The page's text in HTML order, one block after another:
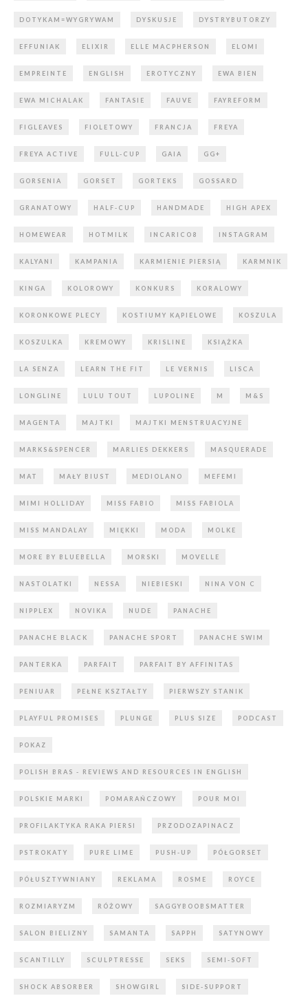
DOTYKAM=WYGRYWAM DYSKUSJE DYSTRYBUTORZY
EFFUNIAK ELIXIR ELLE MACPHERSON ELOMI
EMPREINTE ENGLISH EROTYCZNY EWA BIEN
EWA MICHALAK FANTASIE FAUVE FAYREFORM
FIGLEAVES FIOLETOWY FRANCJA FREYA
FREYA ACTIVE FULL-CUP GAIA GG+
GORSENIA GORSET GORTEKS GOSSARD
GRANATOWY HALF-CUP HANDMADE HIGH APEX
HOMEWEAR HOTMILK INCARICO8 INSTAGRAM
KALYANI KAMPANIA KARMIENIE PIERSIĄ KARMNIK
KINGA KOLOROWY KONKURS KORALOWY
KORONKOWE PLECY KOSTIUMY KĄPIELOWE KOSZULA
KOSZULKA KREMOWY KRISLINE KSIĄŻKA
LA SENZA LEARN THE FIT LE VERNIS LISCA
LONGLINE LULU TOUT LUPOLINE M M&S
MAGENTA MAJTKI MAJTKI MENSTRUACYJNE
MARKS&SPENCER MARLIES DEKKERS MASQUERADE
MAT MAŁY BIUST MEDIOLANO MEFEMI
MIMI HOLLIDAY MISS FABIO MISS FABIOLA
MISS MANDALAY MIĘKKI MODA MOLKE
MORE BY BLUEBELLA MORSKI MOVELLE
NASTOLATKI NESSA NIEBIESKI NINA VON C
NIPPLEX NOVIKA NUDE PANACHE
PANACHE BLACK PANACHE SPORT PANACHE SWIM
PANTERKA PARFAIT PARFAIT BY AFFINITAS
PENIUAR PEŁNE KSZTAŁTY PIERWSZY STANIK
PLAYFUL PROMISES PLUNGE PLUS SIZE PODCAST
POKAZ
POLISH BRAS - REVIEWS AND RESOURCES IN ENGLISH
POLSKIE MARKI POMARAŃCZOWY POUR MOI
PROFILAKTYKA RAKA PIERSI PRZODOZAPINACZ
PSTROKATY PURE LIME PUSH-UP PÓŁGORSET
PÓŁUSZTYWNIANY REKLAMA ROSME ROYCE
ROZMIARYZM RÓŻOWY SAGGYBOOBSMATTER
SALON BIELIZNY SAMANTA SAPPH SATYNOWY
SCANTILLY SCULPTRESSE SEKS SEMI-SOFT
SHOCK ABSORBER SHOWGIRL SIDE-SUPPORT